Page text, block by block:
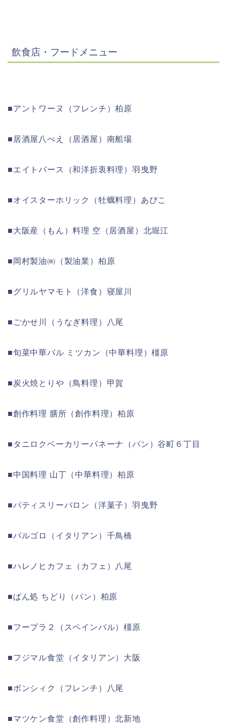
飲食店・フードメニュー
■アントワーヌ（フレンチ）柏原
■居酒屋八べえ（居酒屋）南船場
■エイトバース（和洋折衷料理）羽曳野
■オイスターホリック（牡蠣料理）あびこ
■大阪産（もん）料理 空（居酒屋）北堀江
■岡村製油㈱（製油業）柏原
■グリルヤマモト（洋食）寝屋川
■ごかせ川（うなぎ料理）八尾
■旬菜中華バル ミツカン（中華料理）橿原
■炭火焼とりや（鳥料理）甲賀
■創作料理 膳所（創作料理）柏原
■タニロクベーカリーパネーナ（パン）谷町６丁目
■中国料理 山丁（中華料理）柏原
■パティスリーバロン（洋菓子）羽曳野
■パルゴロ（イタリアン）千鳥橋
■ハレノヒカフェ（カフェ）八尾
■ぱん処 ちどり（パン）柏原
■フープラ２（スペインバル）橿原
■フジマル食堂（イタリアン）大阪
■ボンシィク（フレンチ）八尾
■マツケン食堂（創作料理）北新地